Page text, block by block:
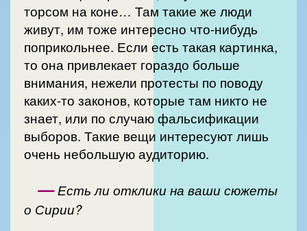
торсом на коне… Там такие же люди
живут, им тоже интересно что-нибудь
поприкольнее. Если есть такая картинка,
то она привлекает гораздо больше
внимания, нежели протесты по поводу
каких-то законов, которые там никто не
знает, или по случаю фальсификации
выборов. Такие вещи интересуют лишь
очень небольшую аудиторию.
—Есть ли отклики на ваши сюжеты
о Сирии?